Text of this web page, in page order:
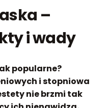
–
i wady
popularne?
i stopniowa
nie brzmi tak